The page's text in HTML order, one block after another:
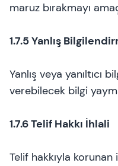
maruz bırakmayı
1.7.5 Yanlış
Yanlış veya yanıltıcı
verebilecek bilgi
1.7.6 Telif Hakkı İhlali
Telif hakkıyla